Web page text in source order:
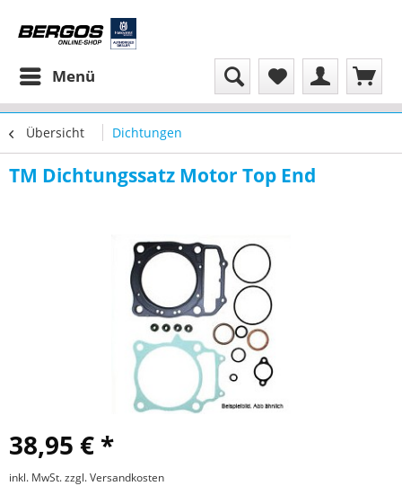
Menü
Übersicht Dichtungen
TM Dichtungssatz Motor Top End
38,95 € *
inkl. MwSt.zzgl. Versandkosten